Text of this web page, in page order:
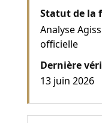
Statut de la
Analyse
officielle
Dernière
13 juin 2026